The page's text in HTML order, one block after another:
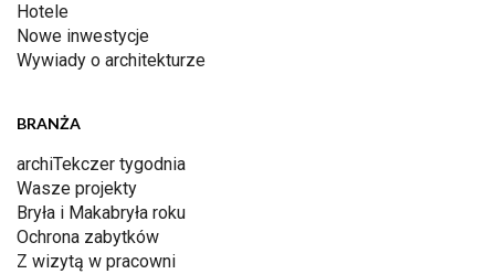
Hotele
Nowe inwestycje
Wywiady o architekturze
BRANŻA
archiTekczer tygodnia
Wasze projekty
Bryła i Makabryła roku
Ochrona zabytków
Z wizytą w pracowni